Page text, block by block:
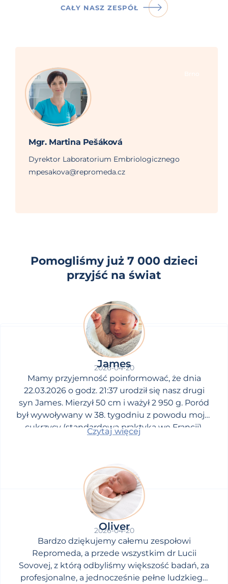
CAŁY NASZ ZESPÓŁ
Mgr. Martina Pešáková
Dyrektor Laboratorium Embriologicznego
mpesakova@repromeda.cz
Pomogliśmy już 7 000 dzieci
przyjść na świat
James
2026-04-20
Mamy przyjemność poinformować, że dnia
22.03.2026 o godz. 21:37 urodził się nasz drugi
syn James. Mierzył 50 cm i ważył 2 950 g. Poród
był wywoływany w 38. tygodniu z powodu mojej
cukrzycy (standardowa praktyka we Francji).
Czytaj więcej
Oliver
2026-04-20
Bardzo dziękujemy całemu zespołowi
Repromeda, a przede wszystkim dr Lucii
Sovovej, z którą odbyliśmy większość badań, za
profesjonalne, a jednocześnie pełne ludzkiego